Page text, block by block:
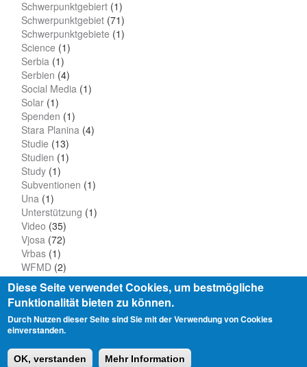
Schwerpunktgebiert (1)
Schwerpunktgebiet (71)
Schwerpunktgebiete (1)
Science (1)
Serbia (1)
Serbien (4)
Social Media (1)
Solar (1)
Spenden (1)
Stara Planina (4)
Studie (13)
Studien (1)
Study (1)
Subventionen (1)
Una (1)
Unterstützung (1)
Video (35)
Vjosa (72)
Vrbas (1)
WFMD (2)
Wissenschaft (11)
Diese Seite verwendet Cookies, um bestmögliche
Funktionalität bieten zu können.
Durch Nutzen dieser Seite sind Sie mit der Verwendung von Cookies
einverstanden.
OK, verstanden Mehr Information